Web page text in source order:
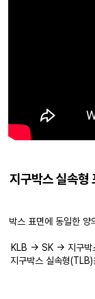
지구박스 실속형
박스 표면에 동일한
KLB → SK → 지구박
지구박스 실속형